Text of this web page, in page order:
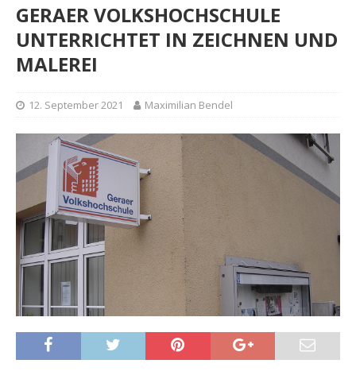
GERAER VOLKSHOCHSCHULE
UNTERRICHTET IN ZEICHNEN UND
MALEREI
12. September 2021 Maximilian Bendel